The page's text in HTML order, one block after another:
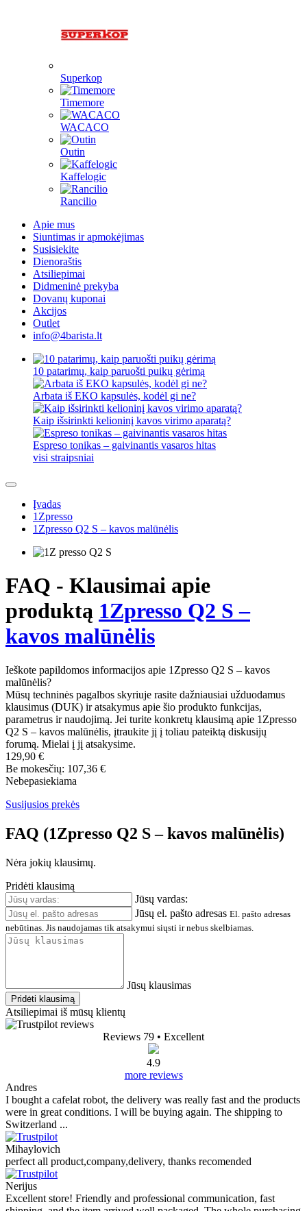
Superkop
Timemore
WACACO
Outin
Kaffelogic
Rancilio
Apie mus
Siuntimas ir apmokėjimas
Susisiekite
Dienoraštis
Atsiliepimai
Didmeninė prekyba
Dovanų kuponai
Akcijos
Outlet
info@4barista.lt
10 patarimų, kaip paruošti puikų gėrimą
Arbata iš EKO kapsulės, kodėl gi ne?
Kaip išsirinkti kelioninį kavos virimo aparatą?
Espreso tonikas – gaivinantis vasaros hitas
visi straipsniai
Įvadas
1Zpresso
1Zpresso Q2 S – kavos malūnėlis
FAQ - Klausimai apie
produktą 1Zpresso Q2 S –
kavos malūnėlis
Ieškote papildomos informacijos apie 1Zpresso Q2 S – kavos
malūnėlis?
Mūsų techninės pagalbos skyriuje rasite dažniausiai užduodamus
klausimus (DUK) ir atsakymus apie šio produkto funkcijas,
parametrus ir naudojimą. Jei turite konkretų klausimą apie 1Zpresso
Q2 S – kavos malūnėlis, įtraukite jį į toliau pateiktą diskusijų
forumą. Mielai į jį atsakysime.
129,90 €
Be mokesčių: 107,36 €
Nebepasiekiama
Susijusios prekės
FAQ (1Zpresso Q2 S – kavos malūnėlis)
Nėra jokių klausimų.
Pridėti klausimą
Jūsų vardas:
Jūsų el. pašto adresas El. pašto adresas
nebūtinas. Jis naudojamas tik atsakymui siųsti ir nebus skelbiamas.
Jūsų klausimas
Pridėti klausimą
Atsiliepimai iš mūsų klientų
Reviews 79 • Excellent
4.9
more reviews
Andres
I bought a cafelat robot, the delivery was really fast and the products
were in great conditions. I will be buying again. The shipping to
Switzerland ...
Mihaylovich
perfect all product,company,delivery, thanks recomended
Nerijus
Excellent store! Friendly and professional communication, fast